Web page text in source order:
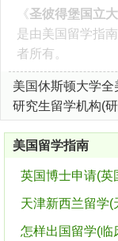
《圣彼得堡国立
是由美国留学指南
者所有。
美国休斯顿大学
研究生留学机构(
美国留学指南
英国博士申请(英
天津新西兰留学
怎样出国留学(临